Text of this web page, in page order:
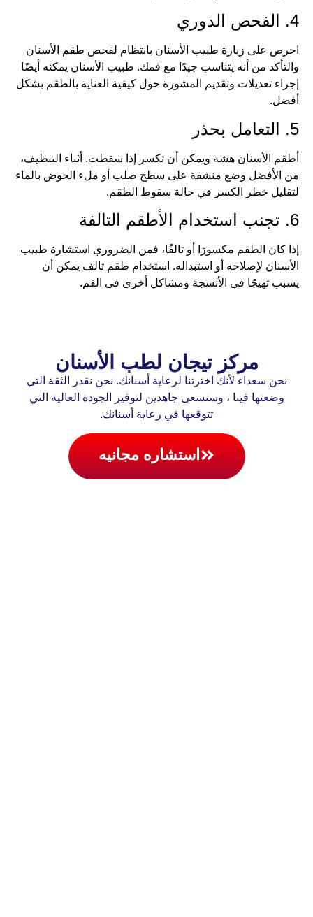
4. الفحص الدوري
احرص على زيارة طبيب الأسنان بانتظام لفحص طقم الأسنان
والتأكد من أنه يتناسب جيدًا مع فمك. طبيب الأسنان يمكنه أيضًا
إجراء تعديلات وتقديم المشورة حول كيفية العناية بالطقم بشكل
أفضل.
5. التعامل بحذر
أطقم الأسنان هشة ويمكن أن تكسر إذا سقطت. أثناء التنظيف،
من الأفضل وضع منشفة على سطح صلب أو ملء الحوض بالماء
لتقليل خطر الكسر في حالة سقوط الطقم.
6. تجنب استخدام الأطقم التالفة
إذا كان الطقم مكسورًا أو تالفًا، فمن الضروري استشارة طبيب
الأسنان لإصلاحه أو استبداله. استخدام طقم تالف يمكن أن
يسبب تهيجًا في الأنسجة ومشاكل أخرى في الفم.
مركز تيجان لطب الأسنان
نحن سعداء لأنك اخترتنا لرعاية أسنانك. نحن نقدر الثقة التي
وضعتها فينا ، وسنسعى جاهدين لتوفير الجودة العالية التي
تتوقعها في رعاية أسنانك.
استشاره مجانيه